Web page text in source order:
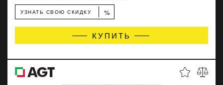
УЗНАТЬ СВОЮ СКИДКУ %
КУПИТЬ